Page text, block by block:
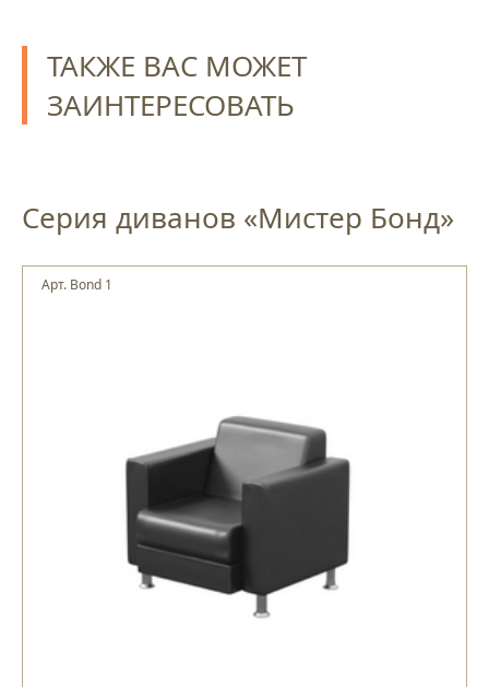
ТАКЖЕ ВАС МОЖЕТ
ЗАИНТЕРЕСОВАТЬ
Серия диванов «Мистер Бонд»
Арт. Bond 1